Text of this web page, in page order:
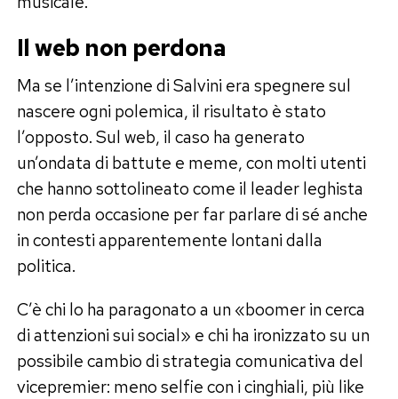
Il web non perdona
Ma se l’intenzione di Salvini era spegnere sul
nascere ogni polemica, il risultato è stato
l’opposto. Sul web, il caso ha generato
un’ondata di battute e meme, con molti utenti
che hanno sottolineato come il leader leghista
non perda occasione per far parlare di sé anche
in contesti apparentemente lontani dalla
politica.
C’è chi lo ha paragonato a un «boomer in cerca
di attenzioni sui social» e chi ha ironizzato su un
possibile cambio di strategia comunicativa del
vicepremier: meno selfie con i cinghiali, più like